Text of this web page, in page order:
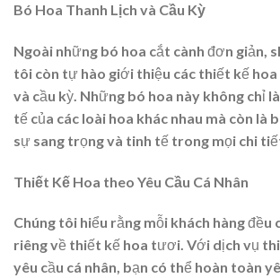
Bó Hoa Thanh Lịch và Cầu Kỳ
Ngoài những bó hoa cắt cành đơn giản,
tôi còn tự hào giới thiệu các thiết kế
và cầu kỳ. Những bó hoa này không chỉ
tế của các loài hoa khác nhau mà còn là
sự sang trọng và tinh tế trong mọi chi
Thiết Kế Hoa theo Yêu Cầu Cá Nhân
Chúng tôi hiểu rằng mỗi khách hàng đều
riêng về thiết kế hoa tươi. Với dịch vụ
yêu cầu cá nhân, bạn có thể hoàn toàn